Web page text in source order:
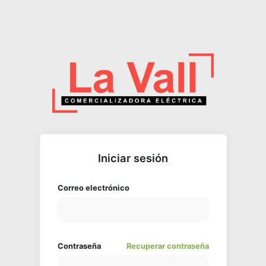
Iniciar sesión
Correo electrónico
Contraseña Recuperar contraseña